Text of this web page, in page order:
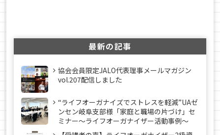
最新の記事
協会会員限定JALO代表理事メールマガジン
vol.207配信しました
“ライフオーガナイズでストレスを軽減”UAゼ
ンセン岐阜支部様「家庭と職場の片づけ」セ
ミナー～ライフオーガナイザー活動事例〜